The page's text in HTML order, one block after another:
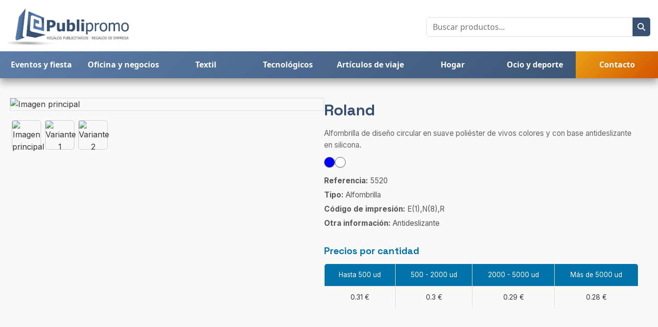
Eventos y fiesta Oficina y negocios Textil Tecnológicos Artículos de viaje Hogar Ocio y deporte Contacto
Roland
Alfombrilla de diseño circular en suave poliéster de vivos colores y con base antideslizante
en silicona.
Referencia: 5520
Tipo: Alfombrilla
Código de impresión: E(1),N(8),R
Otra información: Antideslizante
Precios por cantidad
Hasta 500 ud 500 - 2000 ud 2000 - 5000 ud Más de 5000 ud
0.31 € 0.3 € 0.29 € 0.28 €